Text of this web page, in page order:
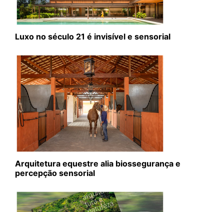
Luxo no século 21 é invisível e sensorial
Arquitetura equestre alia biossegurança e
percepção sensorial